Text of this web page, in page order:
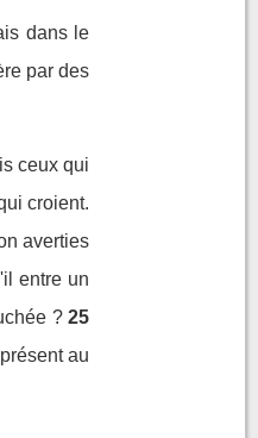
dans le
par des
ceux qui
croient.
averties
entre un
? 25
au